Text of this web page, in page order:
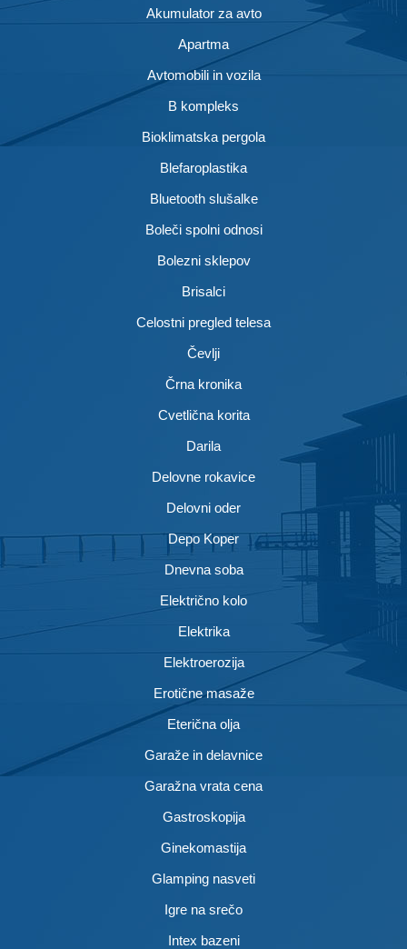
Akumulator za avto
Apartma
Avtomobili in vozila
B kompleks
Bioklimatska pergola
Blefaroplastika
Bluetooth slušalke
Boleči spolni odnosi
Bolezni sklepov
Brisalci
Celostni pregled telesa
Čevlji
Črna kronika
Cvetlična korita
Darila
Delovne rokavice
Delovni oder
Depo Koper
Dnevna soba
Električno kolo
Elektrika
Elektroerozija
Erotične masaže
Eterična olja
Garaže in delavnice
Garažna vrata cena
Gastroskopija
Ginekomastija
Glamping nasveti
Igre na srečo
Intex bazeni